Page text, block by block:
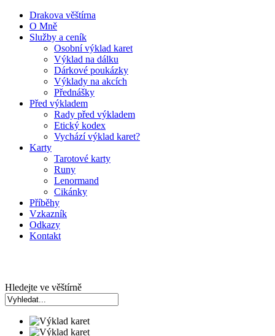
Drakova věštírna
O Mně
Služby a ceník
Osobní výklad karet
Výklad na dálku
Dárkové poukázky
Výklady na akcích
Přednášky
Před výkladem
Rady před výkladem
Etický kodex
Vychází výklad karet?
Karty
Tarotové karty
Runy
Lenormand
Cikánky
Příběhy
Vzkazník
Odkazy
Kontakt
Hledejte ve věštírně